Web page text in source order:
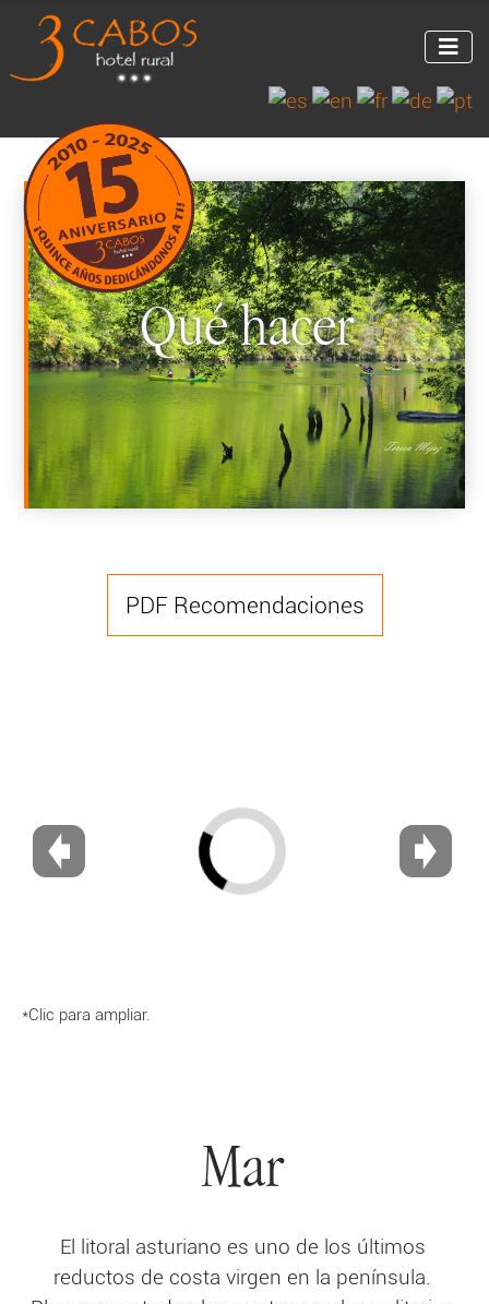
Qué hacer
PDF Recomendaciones
*Clic para ampliar.
Mar
El litoral asturiano es uno de los últimos
reductos de costa virgen en la península.